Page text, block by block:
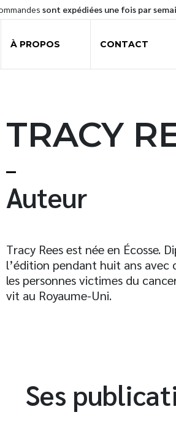
sont expédiées une fois par
À PROPOS CONTACT
TRACY
Auteur
Tracy Rees est née en Écosse.
l’édition pendant huit ans avec
les personnes victimes du
vit au Royaume-Uni.
Ses